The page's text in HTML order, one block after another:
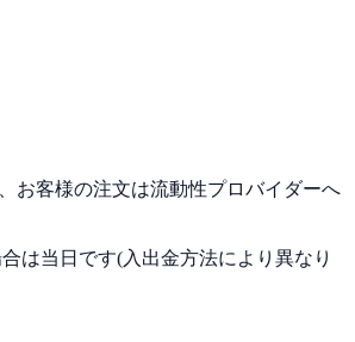
お客様の注文は流動性プロバイダーへ
は当日です(入出金方法により異なり